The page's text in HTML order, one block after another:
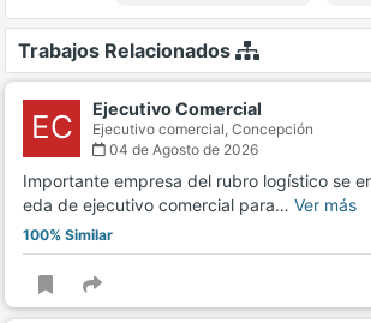
Trabajos Relacionados
EC Ejecutivo Comercial
Ejecutivo comercial, Concepción
04 de Agosto de 2026
Importante empresa del rubro logístico se
eda de ejecutivo comercial para… Ver más
100% Similar